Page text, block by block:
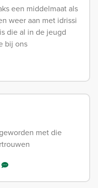
een middelmaat als
weer aan met idrissi
die al in de jeugd
bij ons
met die